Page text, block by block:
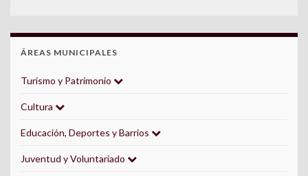
ÁREAS MUNICIPALES
Turismo y Patrimonio
Cultura
Educación, Deportes y Barrios
Juventud y Voluntariado